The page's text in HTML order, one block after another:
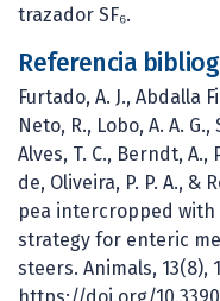
trazador SF₆.
Referencia
Furtado, A. J., Abdalla
Neto, R., Lobo, A. A.
Alves, T. C., Berndt, A.,
de, Oliveira, P. P. A., &
pea intercropped
strategy for enteric
steers. Animals, 13(8),
https://doi.org/